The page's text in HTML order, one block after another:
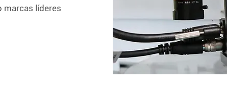
marcas líderes